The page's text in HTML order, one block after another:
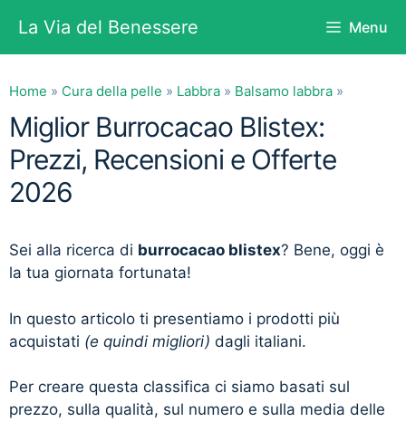
contenuto
La Via del Benessere Menu
Home » Cura della pelle » Labbra » Balsamo labbra »
Miglior Burrocacao Blistex:
Prezzi, Recensioni e Offerte
2026
Sei alla ricerca di burrocacao blistex? Bene, oggi è
la tua giornata fortunata!
In questo articolo ti presentiamo i prodotti più
acquistati (e quindi migliori) dagli italiani.
Per creare questa classifica ci siamo basati sul
prezzo, sulla qualità, sul numero e sulla media delle